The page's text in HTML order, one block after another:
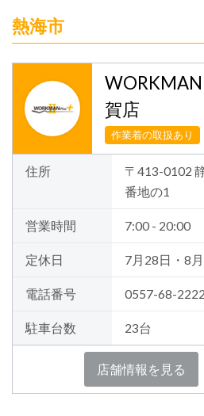
熱海市
WORKMAN
賀店
作業着の取扱あり
住所
〒413-0102
番地の1
営業時間 7:00 - 20:00
定休日 7月28日・8
電話番号 0557-68-2222
駐車台数 23台
店舗情報を見る